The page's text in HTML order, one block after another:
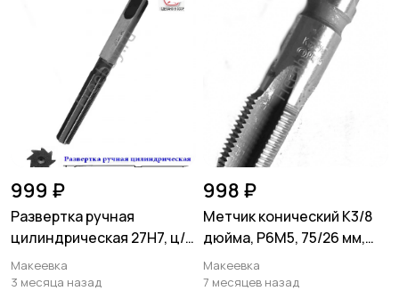
999 ₽
Развертка ручная
цилиндрическая 27Н7, ц/
х, 9ХС, 247/124 мм, Z8,
СССР.
Макеевка
3 месяца назад
998 ₽
Метчик конический К3/8
дюйма, Р6М5, 75/26 мм,
2680-0007, СССР
Макеевка
7 месяцев назад